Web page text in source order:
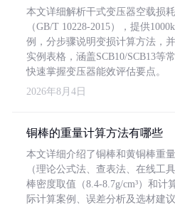
本文详细解析干式变压器空载损
（GB/T 10228-2015），提供
例，分步骤说明变损计算方法，
实例表格，涵盖SCB10/SCB13等
快速掌握变压器能效评估要点。
2026年8月4日
铜棒的重量计算方法有哪些
本文详细介绍了铜棒和黄铜棒重
（理论公式法、查表法、在线工
棒密度取值（8.4-8.7g/cm³）和计
际计算案例、误差分析及选材建